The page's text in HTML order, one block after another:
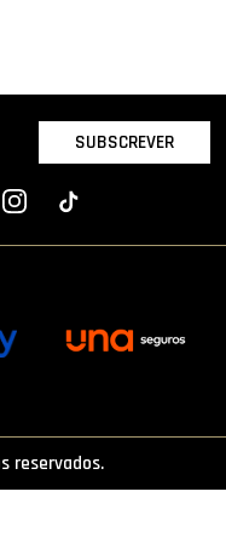
SUBSCREVER
reservados.